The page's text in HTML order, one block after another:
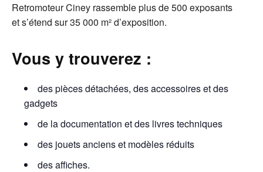
Retromoteur Ciney rassemble plus de 500 exposants
et s’étend sur 35 000 m² d’exposition.
Vous y trouverez :
des pièces détachées, des accessoires et des
gadgets
de la documentation et des livres techniques
des jouets anciens et modèles réduits
des affiches.